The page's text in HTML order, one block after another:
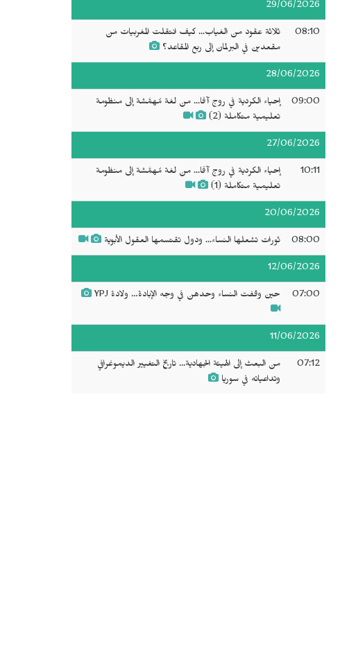
29/06/2026
08:10
ثلاثة عقود من الغياب... كيف انتقلت المغربيات من
مقعدين في البرلمان إلى ربع المقاعد؟
28/06/2026
09:00
إحياء الكردية في روج آفا... من لغة مُهمَّشة إلى منظومة
تعليمية متكاملة (2)
27/06/2026
10:11
إحياء الكردية في روج آفا... من لغة مُهمَّشة إلى منظومة
تعليمية متكاملة (1)
20/06/2026
08:00 ثورات تشعلها النساء... ودول تقتسمها العقول الأبوية
12/06/2026
07:00 حين وقفت النساء وحدهن في وجه الإبادة… ولادة YPJ
11/06/2026
07:12
من البعث إلى الهيئة الجهادية... تاريخ التغيير الديموغرافي
وتداعياته في سوريا